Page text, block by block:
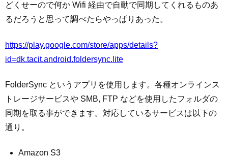
どくせーので何か Wifi 経由で自動で同期してくれるものあ
るだろうと思って調べたらやっぱりあった。
https://play.google.com/store/apps/details?
id=dk.tacit.android.foldersync.lite
FolderSync というアプリを使用します。各種オンラインス
トレージサービスや SMB, FTP などを使用したフォルダの
同期を取る事ができます。対応しているサービスは以下の
通り。
Amazon S3